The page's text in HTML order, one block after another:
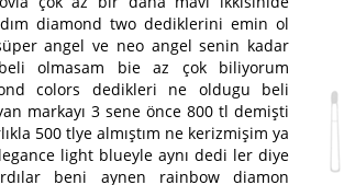
diamond two dediklerini emin ol
angel ve neo angel senin kadar
olmasam bie az çok biliyorum
colors dedikleri ne oldugu beli
markayı 3 sene önce 800 tl demişti
500 tlye almıştım ne kerizmişim ya
light blueyle aynı dedi ler diye
beni aynen rainbow diamon